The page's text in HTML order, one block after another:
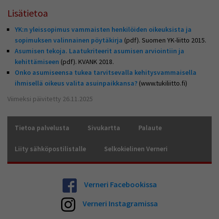
Lisätietoa
YK:n yleissopimus vammaisten henkilöiden oikeuksista ja
sopimuksen valinnainen pöytäkirja (pdf). Suomen YK-liitto 2015.
Asumisen tekoja. Laatukriteerit asumisen arviointiin ja
kehittämiseen (pdf). KVANK 2018.
Onko asumiseensa tukea tarvitsevalla kehitysvammaisella
ihmisellä oikeus valita asuinpaikkansa? (www.tukiliitto.fi)
Viimeksi päivitetty 26.11.2025
Tietoa palvelusta Sivukartta Palaute
Liity sähköpostilistalle Selkokielinen Verneri
Verneri Facebookissa
Verneri Instagramissa